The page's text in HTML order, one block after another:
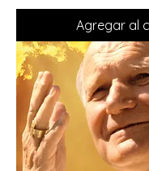
Agregar al